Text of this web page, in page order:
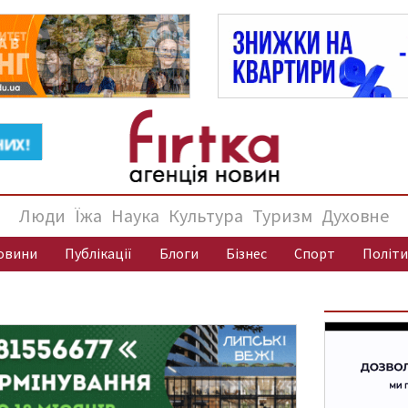
Люди Їжа Наука Культура Туризм Духовне
Публікації Блоги Бізнес Спорт